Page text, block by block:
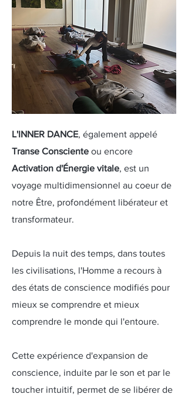
L'INNER DANCE, également appelé
Transe Consciente ou encore
Activation d'Énergie vitale, est un
voyage multidimensionnel au coeur de
notre Être, profondément libérateur et
transformateur.
Depuis la nuit des temps, dans toutes
les civilisations, l'Homme a recours à
des états de conscience modifiés pour
mieux se comprendre et mieux
comprendre le monde qui l'entoure.
Cette expérience d'expansion de
conscience, induite par le son et par le
toucher intuitif, permet de se libérer de